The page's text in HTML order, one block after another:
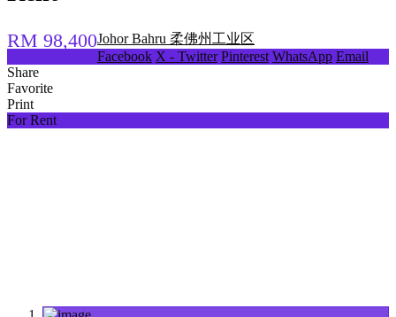
RM 98,400Johor Bahru 柔佛州工业区
Facebook X - Twitter Pinterest WhatsApp Email
Share
Favorite
Print
For Rent